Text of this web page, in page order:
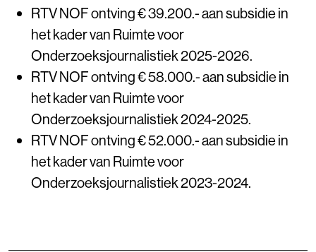
RTV NOF ontving € 39.200.- aan subsidie in
het kader van Ruimte voor
Onderzoeksjournalistiek 2025-2026.
RTV NOF ontving € 58.000.- aan subsidie in
het kader van Ruimte voor
Onderzoeksjournalistiek 2024-2025.
RTV NOF ontving € 52.000.- aan subsidie in
het kader van Ruimte voor
Onderzoeksjournalistiek 2023-2024.